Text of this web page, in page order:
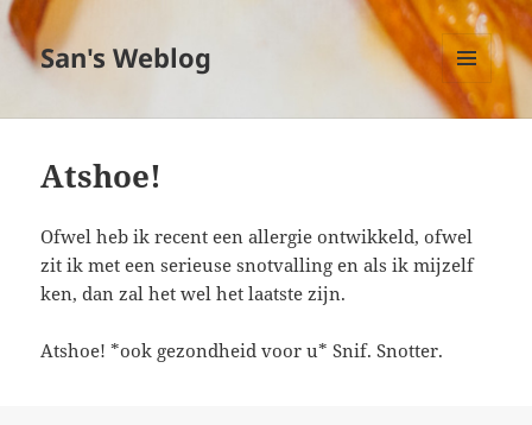
San's Weblog
MENU
EN
Atshoe!
Ofwel heb ik recent een allergie ontwikkeld, ofwel
zit ik met een serieuse snotvalling en als ik mijzelf
ken, dan zal het wel het laatste zijn.
Atshoe! *ook gezondheid voor u* Snif. Snotter.